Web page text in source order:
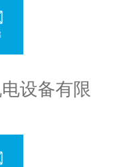
设备有限